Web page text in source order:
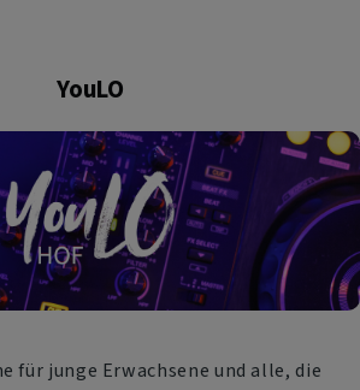
YouLO
für junge Erwachsene und alle, die